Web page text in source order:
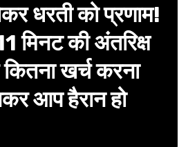
धरती को प्रणाम!
मिनट की अंतरिक्ष
खर्च करना
आप हैरान हो